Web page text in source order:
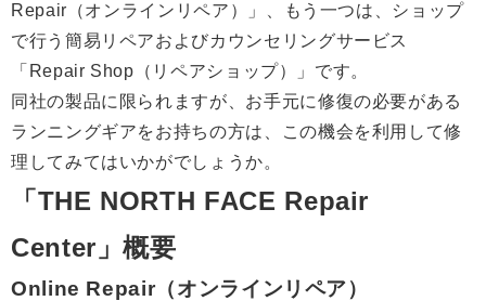
Repair（オンラインリペア）」、もう一つは、ショップ
で行う簡易リペアおよびカウンセリングサービス
「Repair Shop（リペアショップ）」です。
同社の製品に限られますが、お手元に修復の必要がある
ランニングギアをお持ちの方は、この機会を利用して修
理してみてはいかがでしょうか。
「THE NORTH FACE Repair
Center」概要
Online Repair（オンラインリペア）